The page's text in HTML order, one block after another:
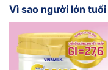
Vì sao người lớn